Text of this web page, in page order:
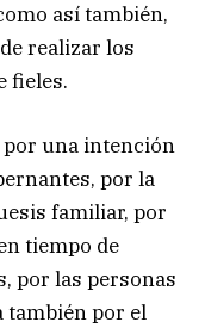
así también,
realizar los
fieles.
por una intención
por la
familiar, por
tiempo de
por las personas
también por el